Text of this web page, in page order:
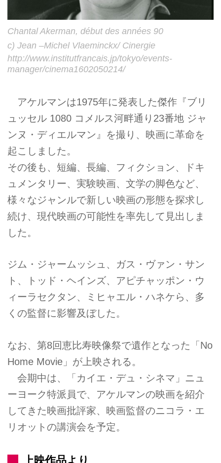
Chantal Akerman, début des années 90
c) Jean –Michel Vlaeminckx/ Cinergie
http://www.institutfrancais.jp/tokyo/events-
manager/cinema1602050214/
アケルマンは1975年に発表した傑作『ブリ
ュッセル 1080 コメルス河畔通り23番地 ジャ
ンヌ・ディエルマン』を撮り、映画に革命を
起こしました。
その後も、短編、長編、フィクション、ドキ
ュメンタリー、実験映画、文学の脚色など、
様々なジャンルで新しい映画の形態を探求し
続け、現代映画の可能性を率先して見出しま
した。
ジム・ジャームッシュ、ガス・ヴァン・サン
ト、トッド・ヘインズ、アピチャッポン・ウ
ィーラセクタン、ミヒャエル・ハネケら、多
くの監督に影響及ぼした。
なお、第8回恵比寿映像祭で遺作となった「No
Home Movie」が上映される。
会期中は、「カイエ・デュ・シネマ」ニュ
ーヨーク特派員で、アケルマンの映画を紹介
してきた映画批評家、映画監督のニコラ・エ
リオットの講演会を予定。
上映作品より